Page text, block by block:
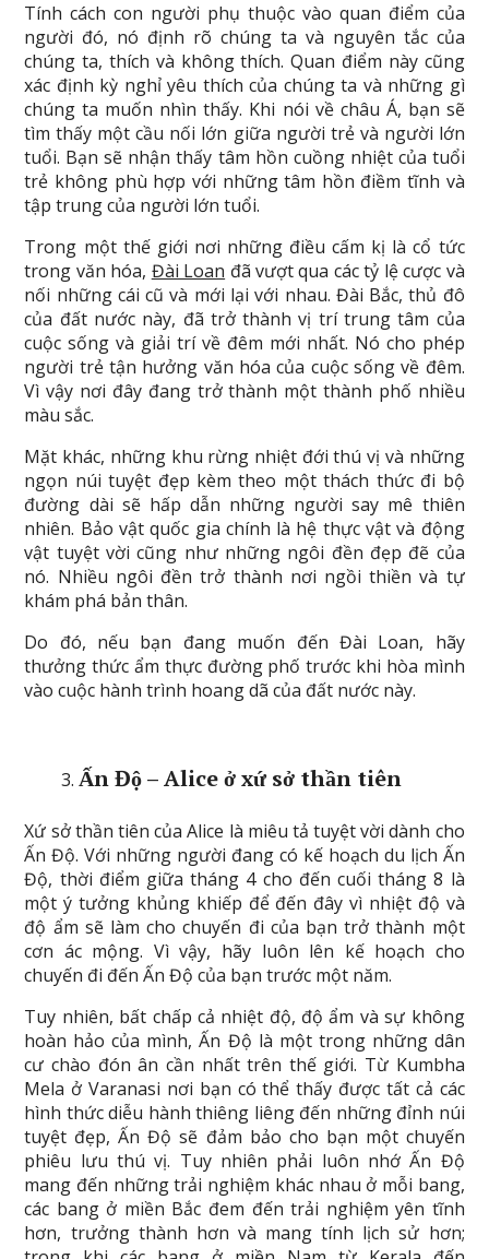
Tính cách con người phụ thuộc vào quan điểm của
người đó, nó định rõ chúng ta và nguyên tắc của
chúng ta, thích và không thích. Quan điểm này cũng
xác định kỳ nghỉ yêu thích của chúng ta và những gì
chúng ta muốn nhìn thấy. Khi nói về châu Á, bạn sẽ
tìm thấy một cầu nối lớn giữa người trẻ và người lớn
tuổi. Bạn sẽ nhận thấy tâm hồn cuồng nhiệt của tuổi
trẻ không phù hợp với những tâm hồn điềm tĩnh và
tập trung của người lớn tuổi.
Trong một thế giới nơi những điều cấm kị là cổ tức
trong văn hóa, Đài Loan đã vượt qua các tỷ lệ cược và
nối những cái cũ và mới lại với nhau. Đài Bắc, thủ đô
của đất nước này, đã trở thành vị trí trung tâm của
cuộc sống và giải trí về đêm mới nhất. Nó cho phép
người trẻ tận hưởng văn hóa của cuộc sống về đêm.
Vì vậy nơi đây đang trở thành một thành phố nhiều
màu sắc.
Mặt khác, những khu rừng nhiệt đới thú vị và những
ngọn núi tuyệt đẹp kèm theo một thách thức đi bộ
đường dài sẽ hấp dẫn những người say mê thiên
nhiên. Bảo vật quốc gia chính là hệ thực vật và động
vật tuyệt vời cũng như những ngôi đền đẹp đẽ của
nó. Nhiều ngôi đền trở thành nơi ngồi thiền và tự
khám phá bản thân.
Do đó, nếu bạn đang muốn đến Đài Loan, hãy
thưởng thức ẩm thực đường phố trước khi hòa mình
vào cuộc hành trình hoang dã của đất nước này.
Ấn Độ – Alice ở xứ sở thần tiên
Xứ sở thần tiên của Alice là miêu tả tuyệt vời dành cho
Ấn Độ. Với những người đang có kế hoạch du lịch Ấn
Độ, thời điểm giữa tháng 4 cho đến cuối tháng 8 là
một ý tưởng khủng khiếp để đến đây vì nhiệt độ và
độ ẩm sẽ làm cho chuyến đi của bạn trở thành một
cơn ác mộng. Vì vậy, hãy luôn lên kế hoạch cho
chuyến đi đến Ấn Độ của bạn trước một năm.
Tuy nhiên, bất chấp cả nhiệt độ, độ ẩm và sự không
hoàn hảo của mình, Ấn Độ là một trong những dân
cư chào đón ân cần nhất trên thế giới. Từ Kumbha
Mela ở Varanasi nơi bạn có thể thấy được tất cả các
hình thức diễu hành thiêng liêng đến những đỉnh núi
tuyệt đẹp, Ấn Độ sẽ đảm bảo cho bạn một chuyến
phiêu lưu thú vị. Tuy nhiên phải luôn nhớ Ấn Độ
mang đến những trải nghiệm khác nhau ở mỗi bang,
các bang ở miền Bắc đem đến trải nghiệm yên tĩnh
hơn, trưởng thành hơn và mang tính lịch sử hơn;